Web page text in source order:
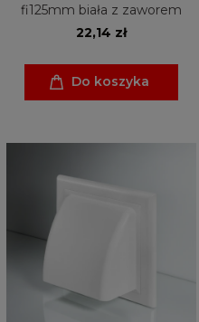
fi125mm biała z zaworem
22,14 zł
Do koszyka